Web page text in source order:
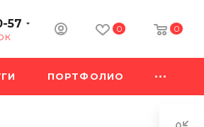
57 0 0
ПОРТФОЛИО